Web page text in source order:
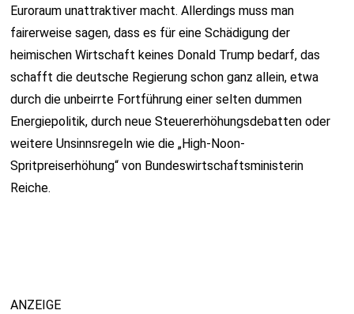
Euroraum unattraktiver macht. Allerdings muss man
fairerweise sagen, dass es für eine Schädigung der
heimischen Wirtschaft keines Donald Trump bedarf, das
schafft die deutsche Regierung schon ganz allein, etwa
durch die unbeirrte Fortführung einer selten dummen
Energiepolitik, durch neue Steuererhöhungsdebatten oder
weitere Unsinnsregeln wie die „High-Noon-
Spritpreiserhöhung“ von Bundeswirtschaftsministerin
Reiche.
ANZEIGE